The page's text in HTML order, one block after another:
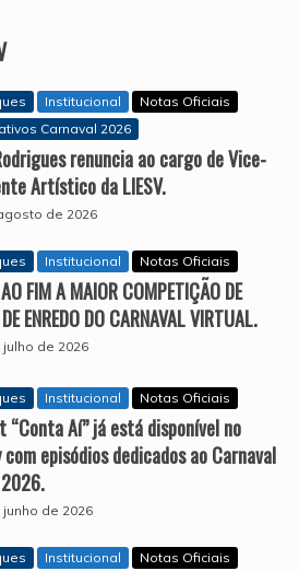
Institucional
Notas Oficiais
Carnaval 2026
renuncia ao cargo de Vice-
Artístico da LIESV.
de 2026
Institucional Notas Oficiais
FIM A MAIOR COMPETIÇÃO DE
ENREDO DO CARNAVAL VIRTUAL.
julho de 2026
Institucional Notas Oficiais
“Conta Aí” já está disponível no
episódios dedicados ao Carnaval
junho de 2026
Institucional Notas Oficiais